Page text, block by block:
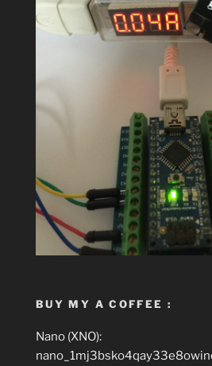
BUY MY A COFFEE :
Nano (XNO):